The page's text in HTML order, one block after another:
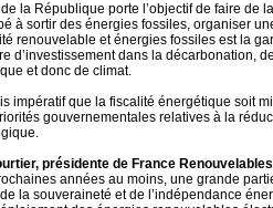
la République porte l’objectif de faire de
à sortir des énergies fossiles, organiser
renouvelable et énergies fossiles est la
d’investissement dans la décarbonation,
et donc de climat.
impératif que la fiscalité énergétique soit
gouvernementales relatives à la
présidente de France Renouvelables
années au moins, une grande
la souveraineté et de l’indépendance